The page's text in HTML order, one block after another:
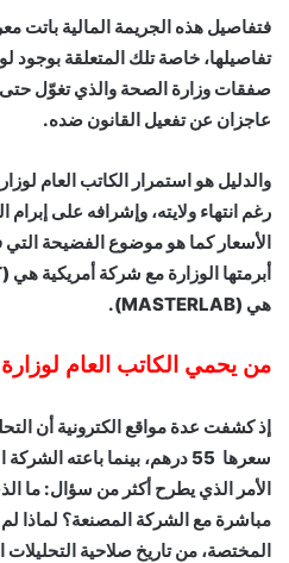
فتفاصيل هذه الجريمة المالية باتت
تفاصيلها، خاصة تلك المتعلقة بوجود
صفقات وزارة الصحة والذي تغوّل حتى
عاجزان عن تفعيل القانون ضده.
والدليل هو استمرار الكاتب العام
رغم انتهاء ولايته، وإشرافه على
الأسعار كما هو موضوع الفضيحة التي
هي (MASTERLAB).
من يحمي الكاتب العام
إذ كشفت عدة مواقع الكترونية أن
الأمر الذي يطرح أكثر من سؤال: ما
مباشرة مع الشركة المصنعة؟ لماذا لم
المختصة، من تاريخ صلاحية التحليلات